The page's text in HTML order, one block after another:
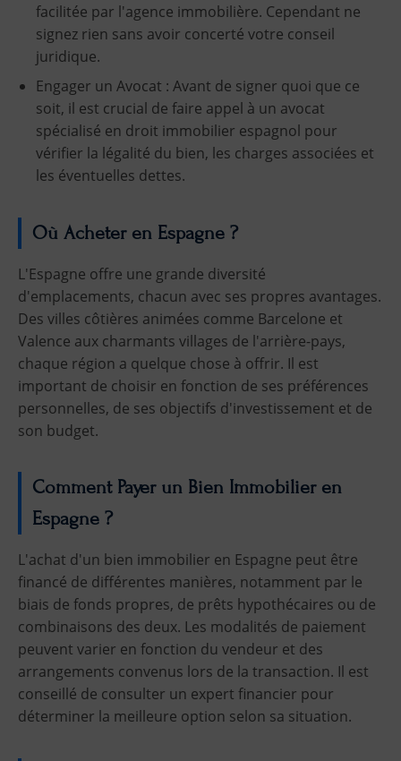
facilitée par l'agence immobilière. Cependant ne
signez rien sans avoir concerté votre conseil
juridique.
Engager un Avocat : Avant de signer quoi que ce
soit, il est crucial de faire appel à un avocat
spécialisé en droit immobilier espagnol pour
vérifier la légalité du bien, les charges associées et
les éventuelles dettes.
Où Acheter en Espagne ?
L'Espagne offre une grande diversité
d'emplacements, chacun avec ses propres avantages.
Des villes côtières animées comme Barcelone et
Valence aux charmants villages de l'arrière-pays,
chaque région a quelque chose à offrir. Il est
important de choisir en fonction de ses préférences
personnelles, de ses objectifs d'investissement et de
son budget.
Comment Payer un Bien Immobilier en
Espagne ?
L'achat d'un bien immobilier en Espagne peut être
financé de différentes manières, notamment par le
biais de fonds propres, de prêts hypothécaires ou de
combinaisons des deux. Les modalités de paiement
peuvent varier en fonction du vendeur et des
arrangements convenus lors de la transaction. Il est
conseillé de consulter un expert financier pour
déterminer la meilleure option selon sa situation.